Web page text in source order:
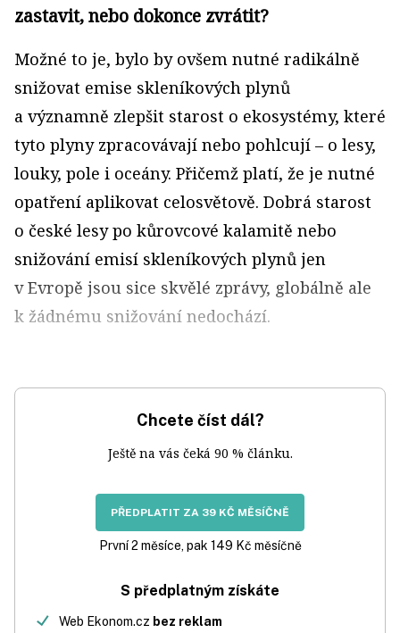
zastavit, nebo dokonce zvrátit?
Možné to je, bylo by ovšem nutné radikálně
snižovat emise skleníkových plynů
a významně zlepšit starost o ekosystémy, které
tyto plyny zpracovávají nebo pohlcují – o lesy,
louky, pole i oceány. Přičemž platí, že je nutné
opatření aplikovat celosvětově. Dobrá starost
o české lesy po kůrovcové kalamitě nebo
snižování emisí skleníkových plynů jen
v Evropě jsou sice skvělé zprávy, globálně ale
k žádnému snižování nedochází.
Chcete číst dál?
Ještě na vás čeká 90 % článku.
PŘEDPLATIT ZA 39 KČ MĚSÍČNĚ
První 2 měsíce, pak 149 Kč měsíčně
S předplatným získáte
Web Ekonom.cz bez reklam